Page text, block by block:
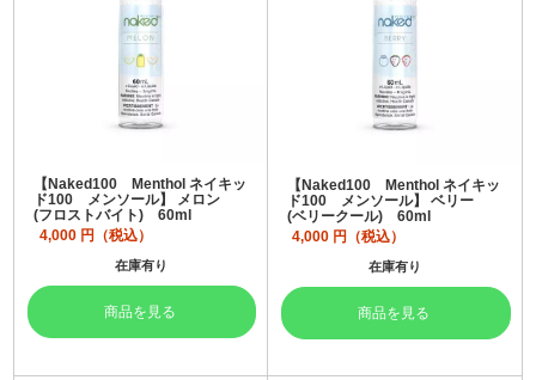
【Naked100 Menthol ネイキッ
ド100 メンソール】 メロン
(フロストバイト) 60ml
4,000 円（税込）
在庫有り
商品を見る
【Naked100 Menthol ネイキッ
ド100 メンソール】 ベリー
(ベリークール) 60ml
4,000 円（税込）
在庫有り
商品を見る